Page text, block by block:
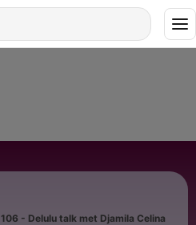
106 - Delulu talk met Djamila Celina